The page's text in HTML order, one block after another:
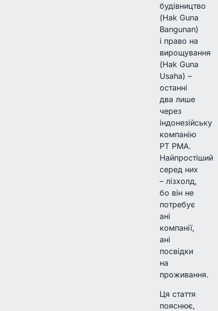
будівництво
(Hak Guna
Bangunan)
і право на
вирощування
(Hak Guna
Usaha) –
останні
два лише
через
індонезійську
компанію
PT PMA.
Найпростіший
серед них
– лізхолд,
бо він не
потребує
ані
компанії,
ані
посвідки
на
проживання.
Ця стаття
пояснює,